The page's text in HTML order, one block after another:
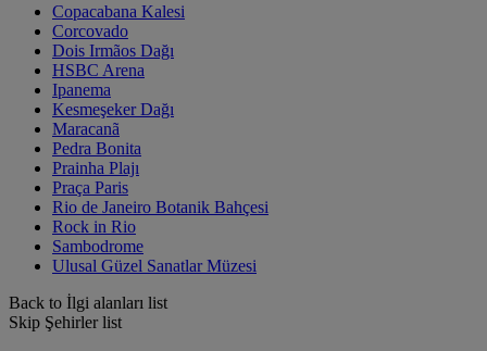
Copacabana Kalesi
Corcovado
Dois Irmãos Dağı
HSBC Arena
Ipanema
Kesmeşeker Dağı
Maracanã
Pedra Bonita
Prainha Plajı
Praça Paris
Rio de Janeiro Botanik Bahçesi
Rock in Rio
Sambodrome
Ulusal Güzel Sanatlar Müzesi
Back to İlgi alanları list
Skip Şehirler list